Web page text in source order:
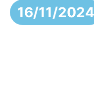
16/11/2024